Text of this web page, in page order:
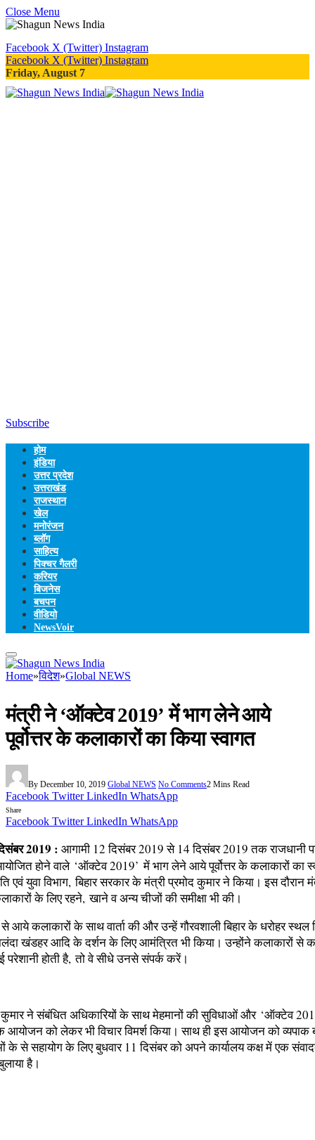
Close Menu
Facebook X (Twitter) Instagram
Facebook X (Twitter) Instagram
Friday, August 7
Subscribe
होम
इंडिया
उत्तर प्रदेश
उत्तराखंड
राजस्थान
खेल
मनोरंजन
ब्लॉग
साहित्य
पिक्चर गैलरी
करियर
बिजनेस
बचपन
वीडियो
NewsVoir
Home»विदेश»Global NEWS
मंत्री ने ‘ऑक्‍टेव 2019’ में भाग लेने आये
पूर्वोत्तर के कलाकारों का किया स्‍वागत
By December 10, 2019 Global NEWS No Comments2 Mins Read
Facebook Twitter LinkedIn WhatsApp
Share
Facebook Twitter LinkedIn WhatsApp
2019 : आगामी 12 दिसंबर 2019 से 14 दिसंबर 2019 तक राजधानी
होने वाले ‘ऑक्‍टेव 2019’ में भाग लेने आये पूर्वोत्तर के कलाकारों का
एवं युवा विभाग, बिहार सरकार के मंत्री प्रमोद कुमार ने किया। इस दौरान
के लिए रहने, खाने व अन्‍य चीजों की समीक्षा भी की।
से आये कलाकारों के साथ वार्ता की और उन्‍हें गौरवशाली बिहार के धरोहर स्‍थल
खंडहर आदि के दर्शन के लिए आमंत्रित भी किया। उन्‍होंने कलाकारों से
परेशानी होती है, तो वे सीधे उनसे संपर्क करें।
कुमार ने संबंधित अधिकारियों के साथ मेहमानों की सुविधाओं और ‘ऑक्‍टेव
आयोजन को लेकर भी विचार विमर्श किया। साथ ही इस आयोजन को व्‍यपाक
के से सहायोग के लिए बुधवार 11 दिसंबर को अपने कार्यालय कक्ष में एक
है।